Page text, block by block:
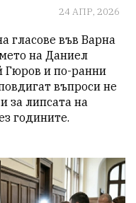
24 АПР, 2026
гласове във Варна
на Даниел
Гюров и по-ранни
въпроси не
за липсата на
годините.